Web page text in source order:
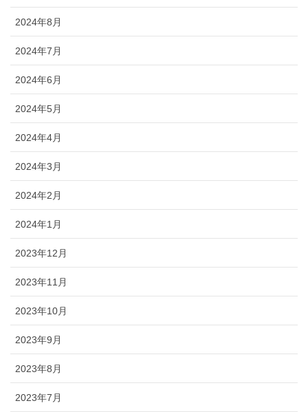
2024年8月
2024年7月
2024年6月
2024年5月
2024年4月
2024年3月
2024年2月
2024年1月
2023年12月
2023年11月
2023年10月
2023年9月
2023年8月
2023年7月